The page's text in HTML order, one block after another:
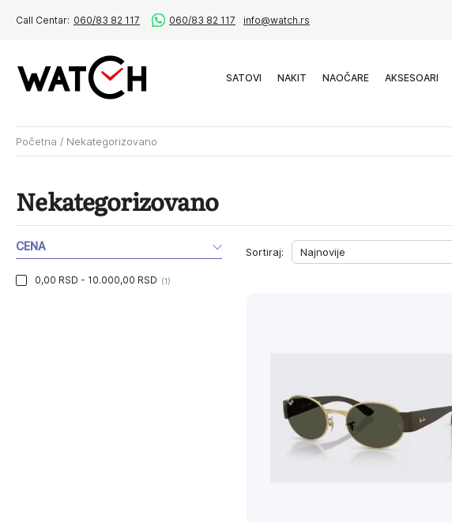
Call Centar: 060/83 82 117 060/83 82 117 info@watch.rs
SATOVI NAKIT NAOČARE AKSESOARI
Početna / Nekategorizovano
Nekategorizovano
Sortiraj:
CENA
0,00 RSD - 10.000,00 RSD (1)